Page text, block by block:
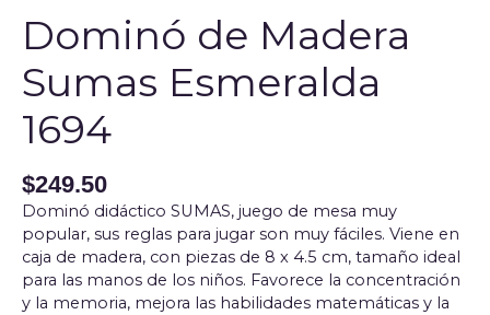
Dominó de Madera
Sumas Esmeralda
1694
$249.50
Dominó didáctico SUMAS, juego de mesa muy
popular, sus reglas para jugar son muy fáciles. Viene en
caja de madera, con piezas de 8 x 4.5 cm, tamaño ideal
para las manos de los niños. Favorece la concentración
y la memoria, mejora las habilidades matemáticas y la